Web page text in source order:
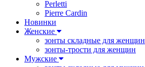
Perletti
Pierre Cardin
Новинки
Женские
зонты складные для женщин
зонты-трости для женщин
Мужские